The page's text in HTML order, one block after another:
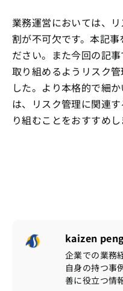
業務運営においては、
割が不可欠です。本記
ださい。また今回の記
取り組めるようリスク
した。より本格的で細
は、リスク管理に関連
り組むことをおすすめし
kaizen
企業での業務
自身の持つ事
善に役立つ情